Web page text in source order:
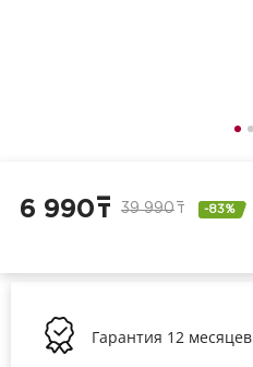
6 990т 39 990 т -83%
Гарантия 12 месяцев